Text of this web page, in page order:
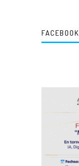
FACEBOOK